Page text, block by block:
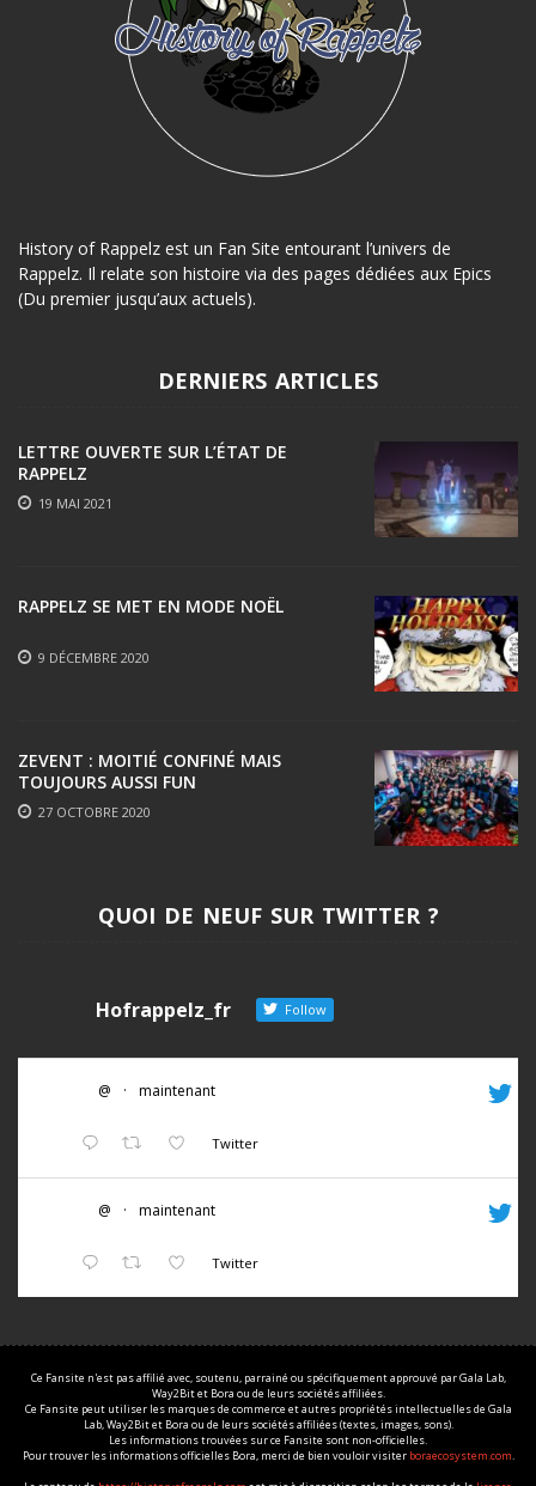
History of Rappelz est un Fan Site entourant l’univers de
Rappelz. Il relate son histoire via des pages dédiées aux Epics
(Du premier jusqu’aux actuels).
DERNIERS ARTICLES
LETTRE OUVERTE SUR L’ÉTAT DE
RAPPELZ
19 MAI 2021
RAPPELZ SE MET EN MODE NOËL
9 DÉCEMBRE 2020
ZEVENT : MOITIÉ CONFINÉ MAIS
TOUJOURS AUSSI FUN
27 OCTOBRE 2020
QUOI DE NEUF SUR TWITTER ?
Hofrappelz_fr Follow
@ · maintenant
Twitter
@ · maintenant
Twitter
Ce Fansite n'est pas affilié avec, soutenu, parrainé ou spécifiquement approuvé par Gala Lab,
Way2Bit et Bora ou de leurs sociétés affiliées.
Ce Fansite peut utiliser les marques de commerce et autres propriétés intellectuelles de Gala
Lab, Way2Bit et Bora ou de leurs sociétés affiliées (textes, images, sons).
Les informations trouvées sur ce Fansite sont non-officielles.
Pour trouver les informations officielles Bora, merci de bien vouloir visiter boraecosystem.com